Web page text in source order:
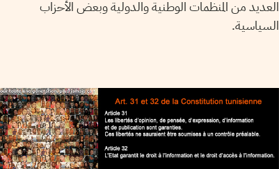
العديد من المنظمات الوطنية والدولية وبعض الأحزاب
السياسية.